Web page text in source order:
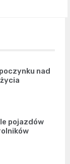
nad
pojazdów